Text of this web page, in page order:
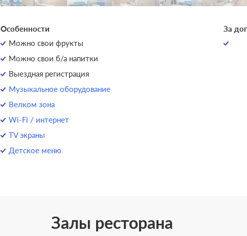
Особенности
Можно свои фрукты
Можно свои б/а напитки
Выездная регистрация
Музыкальное оборудование
Велком зона
Wi-Fi / интернет
TV экраны
Детское меню
За
Залы ресторана